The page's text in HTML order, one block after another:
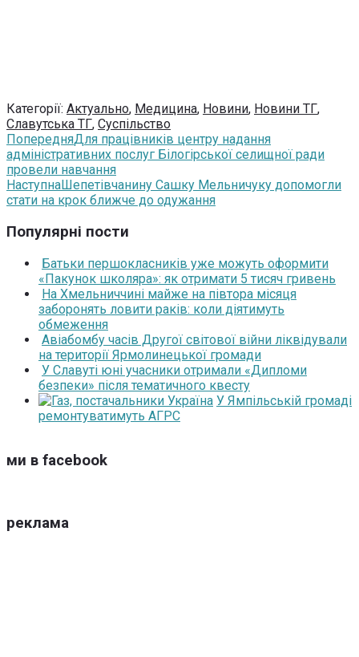
Категорії: Актуально, Медицина, Новини, Новини ТГ,
Славутська ТГ, Суспільство
ПопередняДля працівників центру надання
адміністративних послуг Білогірської селищної ради
провели навчання
НаступнаШепетівчанину Сашку Мельничуку допомогли
стати на крок ближче до одужання
Популярні пости
Батьки першокласників уже можуть оформити
«Пакунок школяра»: як отримати 5 тисяч гривень
На Хмельниччині майже на півтора місяця
заборонять ловити раків: коли діятимуть
обмеження
Авіабомбу часів Другої світової війни ліквідували
на території Ярмолинецької громади
У Славуті юні учасники отримали «Дипломи
безпеки» після тематичного квесту
У Ямпільській громаді
ремонтуватимуть АГРС
ми в facebook
реклама